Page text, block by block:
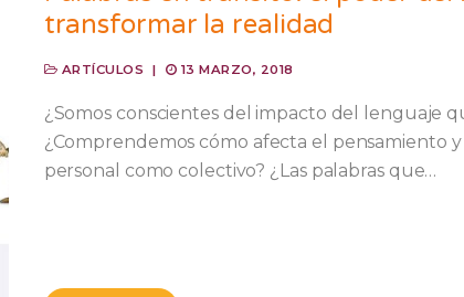
transformar la realidad
ARTÍCULOS | 13 MARZO, 2018
¿Somos conscientes del impacto del lenguaje
¿Comprendemos cómo afecta el pensamiento y
personal como colectivo? ¿Las palabras que…